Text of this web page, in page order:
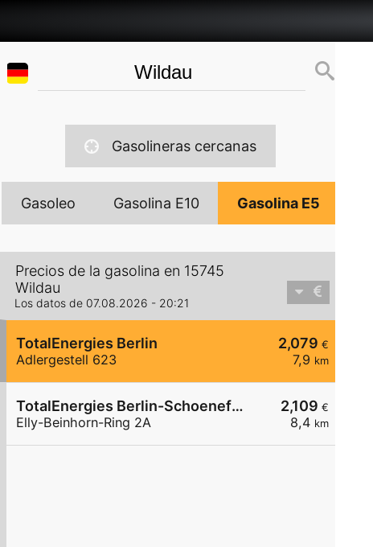
Gasolineras cercanas
Gasoleo Gasolina E10 Gasolina E5
Precios de la gasolina en 15745
Wildau
Los datos de 07.08.2026 - 20:21
2,079 €
7,9 km
TotalEnergies Berlin
Adlergestell 623
2,109 €
8,4 km
TotalEnergies Berlin-Schoenefeld
Elly-Beinhorn-Ring 2A